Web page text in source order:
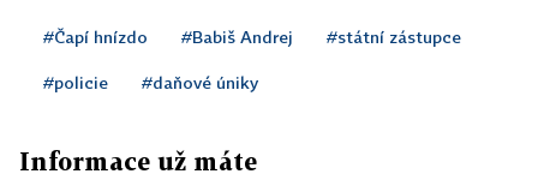
#Čapí hnízdo #Babiš Andrej #státní zástupce
#policie #daňové úniky
Informace už máte